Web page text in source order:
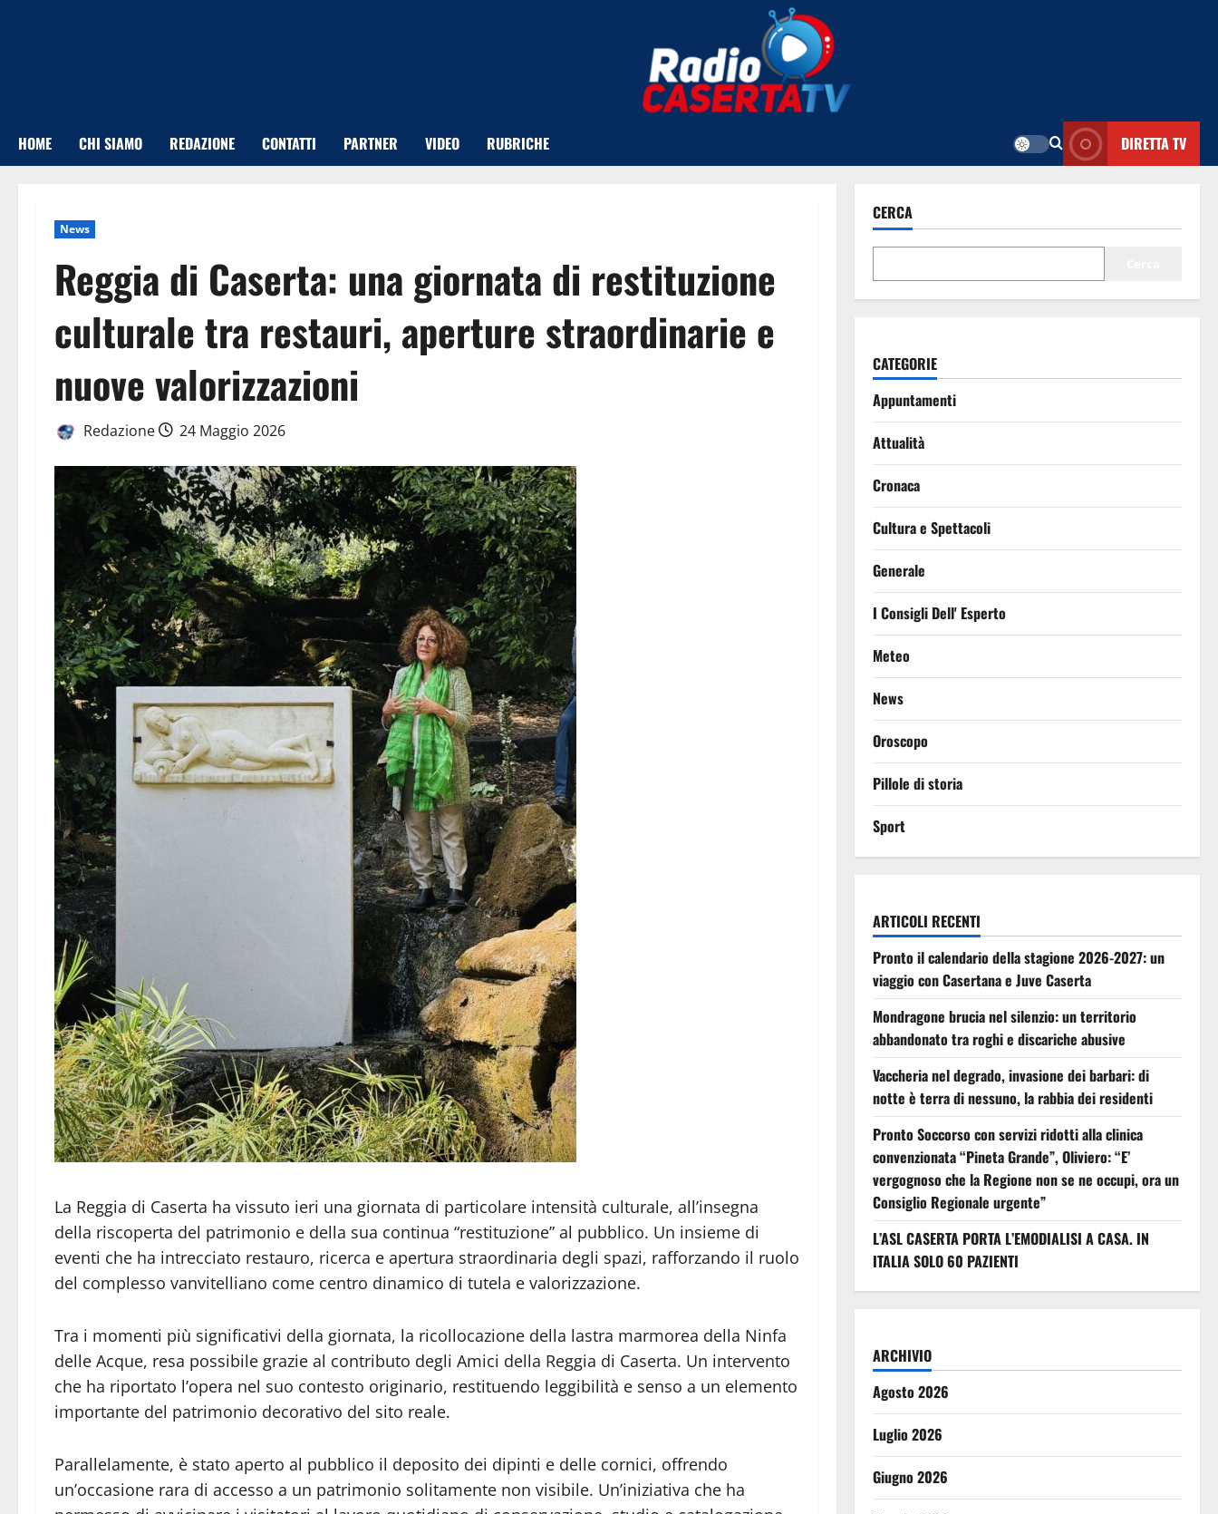
HOME CHI SIAMO REDAZIONE CONTATTI PARTNER VIDEO RUBRICHE DIRETTA TV
News
Reggia di Caserta: una giornata di restituzione
culturale tra restauri, aperture straordinarie e
nuove valorizzazioni
Redazione 24 Maggio 2026
La Reggia di Caserta ha vissuto ieri una giornata di particolare intensità culturale, all’insegna
della riscoperta del patrimonio e della sua continua “restituzione” al pubblico. Un insieme di
eventi che ha intrecciato restauro, ricerca e apertura straordinaria degli spazi, rafforzando il ruolo
del complesso vanvitelliano come centro dinamico di tutela e valorizzazione.
Tra i momenti più significativi della giornata, la ricollocazione della lastra marmorea della Ninfa
delle Acque, resa possibile grazie al contributo degli Amici della Reggia di Caserta. Un intervento
che ha riportato l’opera nel suo contesto originario, restituendo leggibilità e senso a un elemento
importante del patrimonio decorativo del sito reale.
Parallelamente, è stato aperto al pubblico il deposito dei dipinti e delle cornici, offrendo
un’occasione rara di accesso a un patrimonio solitamente non visibile. Un’iniziativa che ha
CERCA
CATEGORIE
Appuntamenti
Attualità
Cronaca
Cultura e Spettacoli
Generale
I Consigli Dell' Esperto
Meteo
News
Oroscopo
Pillole di storia
Sport
ARTICOLI RECENTI
Pronto il calendario della stagione 2026-2027: un
viaggio con Casertana e Juve Caserta
Mondragone brucia nel silenzio: un territorio
abbandonato tra roghi e discariche abusive
Vaccheria nel degrado, invasione dei barbari: di
notte è terra di nessuno, la rabbia dei residenti
Pronto Soccorso con servizi ridotti alla clinica
convenzionata “Pineta Grande”, Oliviero: “E’
vergognoso che la Regione non se ne occupi, ora un
Consiglio Regionale urgente”
L’ASL CASERTA PORTA L’EMODIALISI A CASA. IN
ITALIA SOLO 60 PAZIENTI
ARCHIVIO
Agosto 2026
Luglio 2026
Giugno 2026